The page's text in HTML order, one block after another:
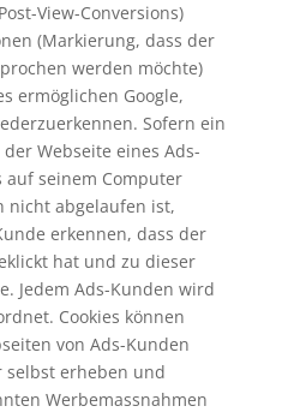
View-Conversions)
(Markierung, dass der
werden möchte)
ermöglichen Google,
Sofern ein
Webseite eines Ads-
seinem Computer
nicht abgelaufen ist,
erkennen, dass der
hat und zu dieser
Jedem Ads-Kunden wird
Cookies können
von Ads-Kunden
selbst erheben und
Werbemassnahmen